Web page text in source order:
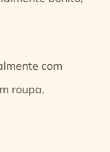
com
roupa.